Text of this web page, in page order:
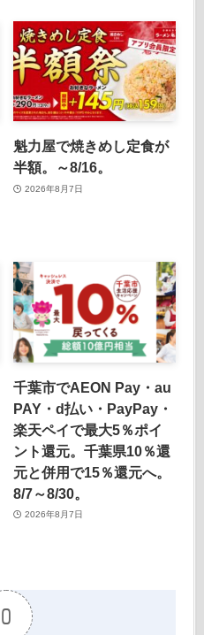
魁力屋で焼きめし定食が
半額。～8/16。
2026年8月7日
千葉市でAEON Pay・au
PAY・d払い・PayPay・
楽天ペイで最大5％ポイ
ント還元。千葉県10％還
元と併用で15％還元へ。
8/7～8/30。
2026年8月7日
0